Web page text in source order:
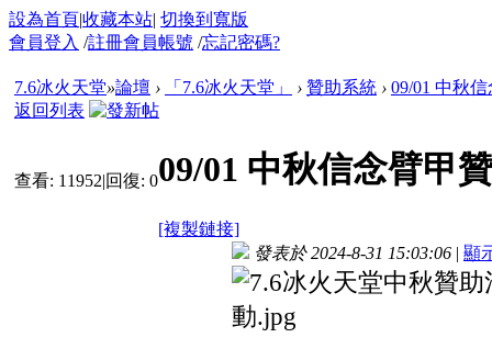
設為首頁|收藏本站| 切換到寬版
會員登入 /註冊會員帳號 /忘記密碼?
7.6冰火天堂»論壇 › 「7.6冰火天堂」 › 贊助系統 › 09/01 中秋
返回列表
查看: 11952|回復: 009/01 中秋信念臂甲
[複製鏈接]
發表於 2024-8-31 15:03:06 | 顯